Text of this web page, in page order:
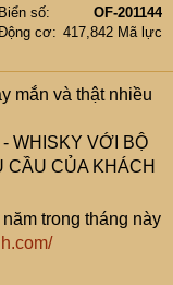
Biển số
OF-201144
cơ
417,842 Mã lực
mắn và thật nhiều
WHISKY VỚI BỘ
CẦU CỦA KHÁCH
trong tháng này